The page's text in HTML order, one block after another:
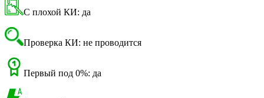
С плохой КИ: да
Проверка КИ: не проводится
Первый под 0%: да